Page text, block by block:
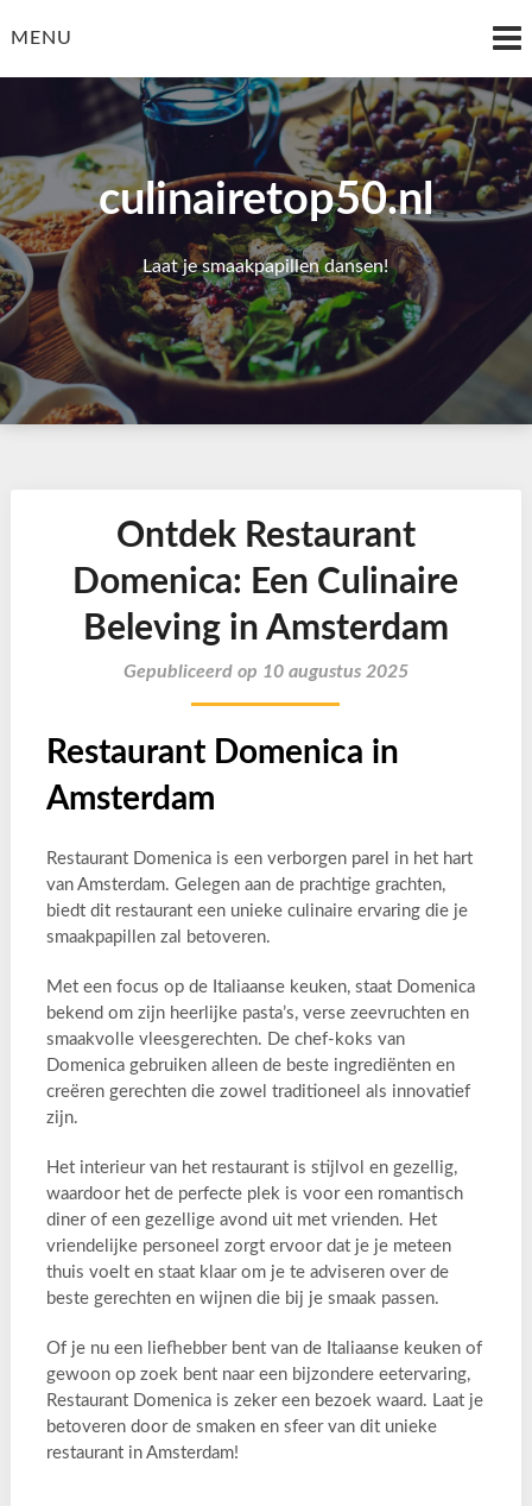
toMENU
culinairetop50.nl
Laat je smaakpapillen dansen!
Ontdek Restaurant
Domenica: Een Culinaire
Beleving in Amsterdam
Gepubliceerd op 10 augustus 2025
Restaurant Domenica in
Amsterdam
Restaurant Domenica is een verborgen parel in het hart
van Amsterdam. Gelegen aan de prachtige grachten,
biedt dit restaurant een unieke culinaire ervaring die je
smaakpapillen zal betoveren.
Met een focus op de Italiaanse keuken, staat Domenica
bekend om zijn heerlijke pasta’s, verse zeevruchten en
smaakvolle vleesgerechten. De chef-koks van
Domenica gebruiken alleen de beste ingrediënten en
creëren gerechten die zowel traditioneel als innovatief
zijn.
Het interieur van het restaurant is stijlvol en gezellig,
waardoor het de perfecte plek is voor een romantisch
diner of een gezellige avond uit met vrienden. Het
vriendelijke personeel zorgt ervoor dat je je meteen
thuis voelt en staat klaar om je te adviseren over de
beste gerechten en wijnen die bij je smaak passen.
Of je nu een liefhebber bent van de Italiaanse keuken of
gewoon op zoek bent naar een bijzondere eetervaring,
Restaurant Domenica is zeker een bezoek waard. Laat je
betoveren door de smaken en sfeer van dit unieke
restaurant in Amsterdam!